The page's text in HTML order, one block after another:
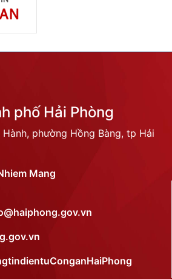
phố Hải Phòng
phường Hồng Bàng, tp Hải